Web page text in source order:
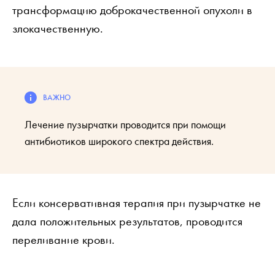
трансформацию доброкачественной опухоли в
злокачественную.
Лечение пузырчатки проводится при помощи
антибиотиков широкого спектра действия.
Если консервативная терапия при пузырчатке не
дала положительных результатов, проводится
переливание крови.